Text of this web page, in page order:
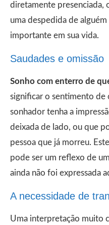
diretamente presenciada,
uma despedida de
importante em sua vida.
Saudades e omissão
Sonho com enterro de
significar o sentimento de
sonhador tenha a
deixada de lado, ou que
pessoa que já morreu.
pode ser um reflexo de
ainda não foi expressada
A necessidade de
Uma interpretação muito